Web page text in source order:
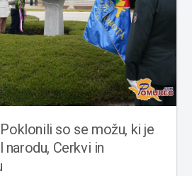
Poklonili so se možu, ki je
Cerkvi in